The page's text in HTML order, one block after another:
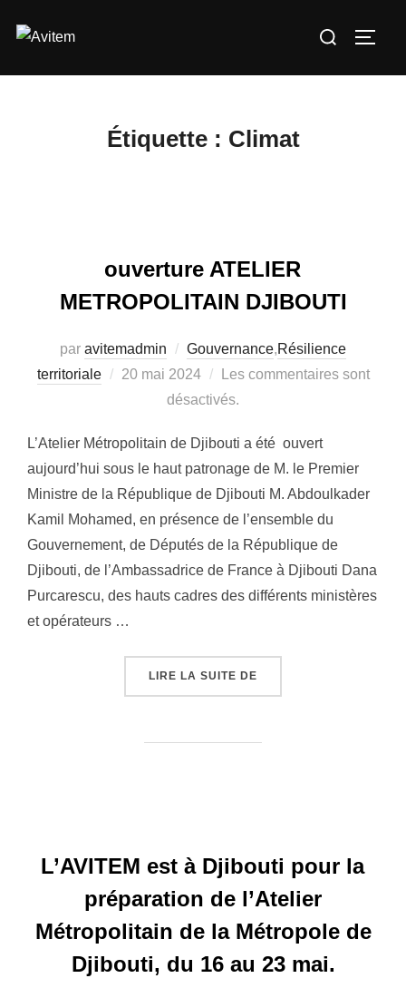
Rechercher :
Étiquette : Climat
ouverture ATELIER
METROPOLITAIN DJIBOUTI
par avitemadmin Gouvernance,Résilience
territoriale
Publié
20 mai 2024
Les commentaires sont
désactivés.
L’Atelier Métropolitain de Djibouti a été ouvert
aujourd’hui sous le haut patronage de M. le Premier
Ministre de la République de Djibouti M. Abdoulkader
Kamil Mohamed, en présence de l’ensemble du
Gouvernement, de Députés de la République de
Djibouti, de l’Ambassadrice de France à Djibouti Dana
Purcarescu, des hauts cadres des différents ministères
et opérateurs …
LIRE LA SUITE DE
L’AVITEM est à Djibouti pour la
préparation de l’Atelier
Métropolitain de la Métropole de
Djibouti, du 16 au 23 mai.